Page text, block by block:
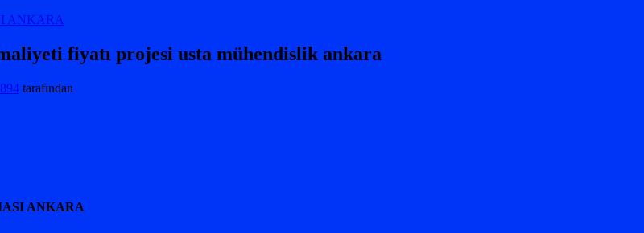
fiyatı projesi usta mühendislik ankara
tarafından
ANKARA